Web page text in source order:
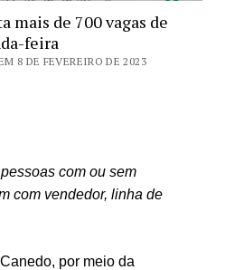
mais de 700 vagas de
feira
8 DE FEVEREIRO DE 2023
com ou sem
com vendedor, linha de
por meio da